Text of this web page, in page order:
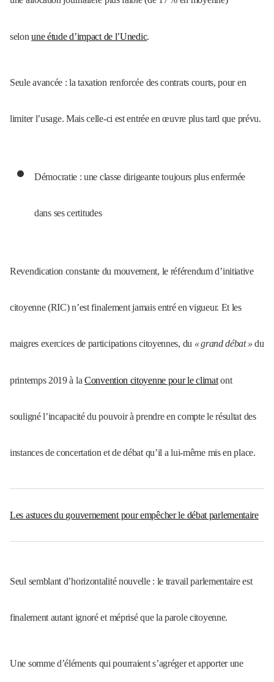
selonune étude d’impact de l’Unedic.
Seule avancée : la taxation renforcée des contrats courts, pour en
limiter l’usage. Mais celle-ci est entrée en œuvre plus tard que prévu.
Démocratie : une classe dirigeante toujours plus enfermée
dans ses certitudes
Revendication constante du mouvement, le référendum d’initiative
citoyenne (RIC) n’est finalement jamais entré en vigueur. Et les
maigres exercices de participations citoyennes, du «grand débat » du
printemps 2019 à la Convention citoyenne pour le climatont
souligné l’incapacité du pouvoir à prendre en compte le résultat des
instances de concertation et de débat qu’il a lui-même mis en place.
Les astuces du gouvernement pour empêcher le débat parlementaire
Seul semblant d’horizontalité nouvelle : le travail parlementaire est
finalement autant ignoré et méprisé que la parole citoyenne.
Une somme d’éléments qui pourraient s’agréger et apporter une